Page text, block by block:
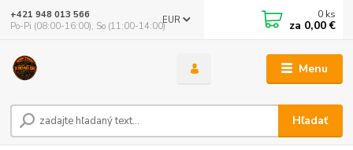
Menu
EUR
Hľadať
+421 948 013 566
Po-Pi (08:00-16:00), So (11:00-14:00)
0 ks
za 0,00 €